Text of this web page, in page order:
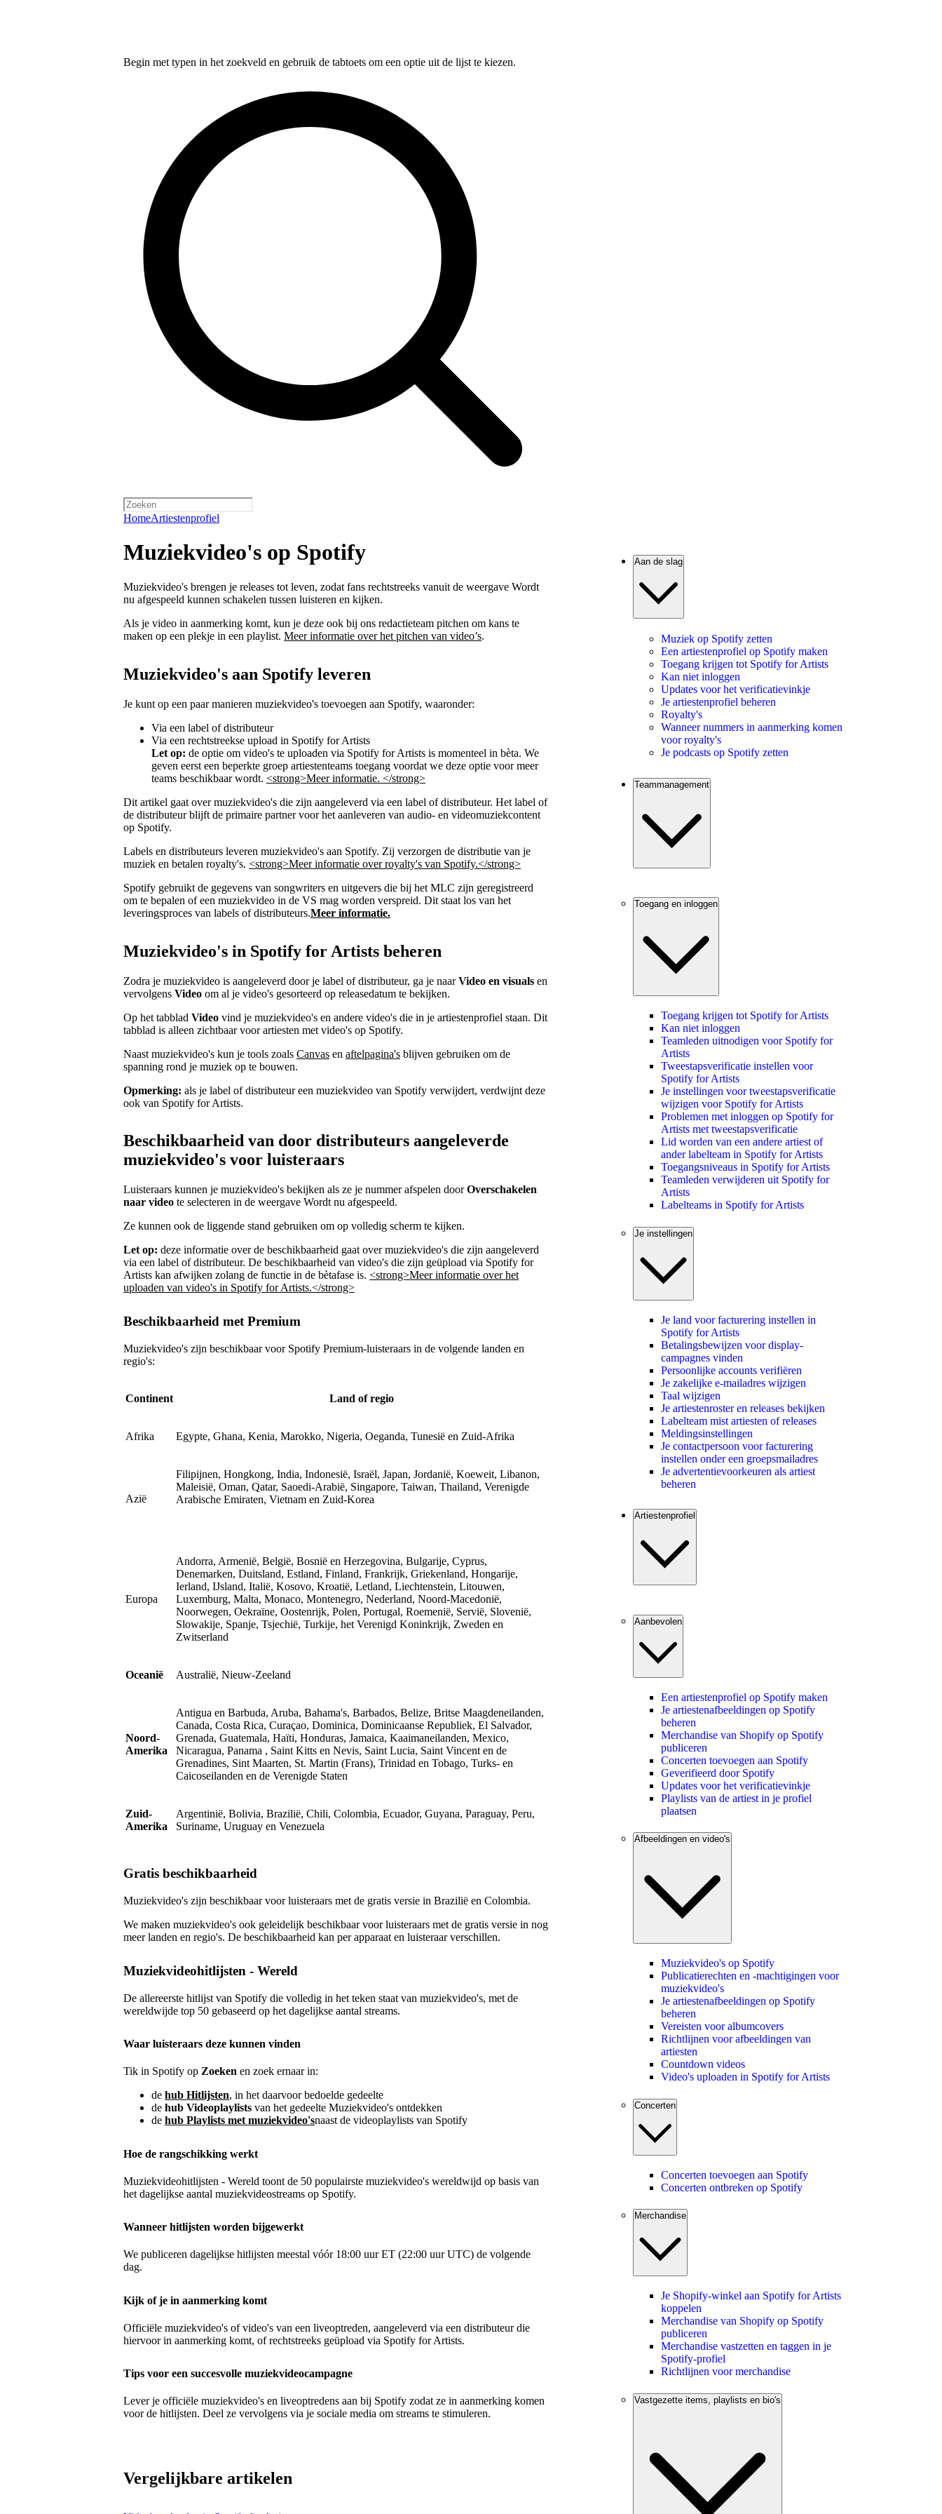
Begin met typen in het zoekveld en gebruik de tabtoets om een optie uit de lijst te kiezen.
HomeArtiestenprofiel
Muziekvideo's op Spotify
Muziekvideo's brengen je releases tot leven, zodat fans rechtstreeks vanuit de weergave Wordt
nu afgespeeld kunnen schakelen tussen luisteren en kijken.
Als je video in aanmerking komt, kun je deze ook bij ons redactieteam pitchen om kans te
maken op een plekje in een playlist. Meer informatie over het pitchen van video’s.
Muziekvideo's aan Spotify leveren
Je kunt op een paar manieren muziekvideo's toevoegen aan Spotify, waaronder:
Via een label of distributeur
Via een rechtstreekse upload in Spotify for Artists
Let op: de optie om video's te uploaden via Spotify for Artists is momenteel in bèta. We
geven eerst een beperkte groep artiestenteams toegang voordat we deze optie voor meer
teams beschikbaar wordt. <strong>Meer informatie. </strong>
Dit artikel gaat over muziekvideo's die zijn aangeleverd via een label of distributeur. Het label of
de distributeur blijft de primaire partner voor het aanleveren van audio- en videomuziekcontent
op Spotify.
Labels en distributeurs leveren muziekvideo's aan Spotify. Zij verzorgen de distributie van je
muziek en betalen royalty's. <strong>Meer informatie over royalty's van Spotify.</strong>
Spotify gebruikt de gegevens van songwriters en uitgevers die bij het MLC zijn geregistreerd
om te bepalen of een muziekvideo in de VS mag worden verspreid. Dit staat los van het
leveringsproces van labels of distributeurs.Meer informatie.
Muziekvideo's in Spotify for Artists beheren
Zodra je muziekvideo is aangeleverd door je label of distributeur, ga je naarVideo en visuals en
vervolgens Video om al je video's gesorteerd op releasedatum te bekijken.
Op het tabblad Video vind je muziekvideo's en andere video's die in je artiestenprofiel staan. Dit
tabblad is alleen zichtbaar voor artiesten met video's op Spotify.
Naast muziekvideo's kun je tools zoals Canvas en aftelpagina's blijven gebruiken om de
spanning rond je muziek op te bouwen.
Opmerking: als je label of distributeur een muziekvideo van Spotify verwijdert, verdwijnt deze
ook van Spotify for Artists.
Beschikbaarheid van door distributeurs aangeleverde
muziekvideo's voor luisteraars
Luisteraars kunnen je muziekvideo's bekijken als ze je nummer afspelen doorOverschakelen
naar video te selecteren in de weergave Wordt nu afgespeeld.
Ze kunnen ook de liggende stand gebruiken om op volledig scherm te kijken.
Let op: deze informatie over de beschikbaarheid gaat over muziekvideo's die zijn aangeleverd
via een label of distributeur. De beschikbaarheid van video's die zijn geüpload via Spotify for
Artists kan afwijken zolang de functie in de bètafase is. <strong>Meer informatie over het
uploaden van video's in Spotify for Artists.</strong>
Beschikbaarheid met Premium
Muziekvideo's zijn beschikbaar voor Spotify Premium-luisteraars in de volgende landen en
regio's:
Continent Land of regio
Afrika Egypte, Ghana, Kenia, Marokko, Nigeria, Oeganda, Tunesië en Zuid-Afrika
Azië
Filipijnen, Hongkong, India, Indonesië, Israël, Japan, Jordanië, Koeweit, Libanon,
Maleisië, Oman, Qatar, Saoedi-Arabië, Singapore, Taiwan, Thailand, Verenigde
Arabische Emiraten, Vietnam en Zuid-Korea
Europa
Andorra, Armenië, België, Bosnië en Herzegovina, Bulgarije, Cyprus,
Denemarken, Duitsland, Estland, Finland, Frankrijk, Griekenland, Hongarije,
Ierland, IJsland, Italië, Kosovo, Kroatië, Letland, Liechtenstein, Litouwen,
Luxemburg, Malta, Monaco, Montenegro, Nederland, Noord-Macedonië,
Noorwegen, Oekraïne, Oostenrijk, Polen, Portugal, Roemenië, Servië, Slovenië,
Slowakije, Spanje, Tsjechië, Turkije, het Verenigd Koninkrijk, Zweden en
Zwitserland
Oceanië Australië, Nieuw-Zeeland
Noord-
Amerika
Antigua en Barbuda, Aruba, Bahama's, Barbados, Belize, Britse Maagdeneilanden,
Canada, Costa Rica, Curaçao, Dominica, Dominicaanse Republiek, El Salvador,
Grenada, Guatemala, Haïti, Honduras, Jamaica, Kaaimaneilanden, Mexico,
Nicaragua, Panama , Saint Kitts en Nevis, Saint Lucia, Saint Vincent en de
Grenadines, Sint Maarten, St. Martin (Frans), Trinidad en Tobago, Turks- en
Caicoseilanden en de Verenigde Staten
Zuid-
Amerika
Argentinië, Bolivia, Brazilië, Chili, Colombia, Ecuador, Guyana, Paraguay, Peru,
Suriname, Uruguay en Venezuela
Gratis beschikbaarheid
Muziekvideo's zijn beschikbaar voor luisteraars met de gratis versie in Brazilië en Colombia.
We maken muziekvideo's ook geleidelijk beschikbaar voor luisteraars met de gratis versie in nog
meer landen en regio's. De beschikbaarheid kan per apparaat en luisteraar verschillen.
Muziekvideohitlijsten - Wereld
De allereerste hitlijst van Spotify die volledig in het teken staat van muziekvideo's, met de
wereldwijde top 50 gebaseerd op het dagelijkse aantal streams.
Waar luisteraars deze kunnen vinden
Tik in Spotify op Zoeken en zoek ernaar in:
de hub Hitlijsten, in het daarvoor bedoelde gedeelte
de hub Videoplaylists van het gedeelte Muziekvideo's ontdekken
de hub Playlists met muziekvideo'snaast de videoplaylists van Spotify
Hoe de rangschikking werkt
Muziekvideohitlijsten - Wereld toont de 50 populairste muziekvideo's wereldwijd op basis van
het dagelijkse aantal muziekvideostreams op Spotify.
Wanneer hitlijsten worden bijgewerkt
We publiceren dagelijkse hitlijsten meestal vóór 18:00 uur ET (22:00 uur UTC) de volgende
dag.
Kijk of je in aanmerking komt
Officiële muziekvideo's of video's van een liveoptreden, aangeleverd via een distributeur die
hiervoor in aanmerking komt, of rechtstreeks geüpload via Spotify for Artists.
Tips voor een succesvolle muziekvideocampagne
Lever je officiële muziekvideo's en liveoptredens aan bij Spotify zodat ze in aanmerking komen
voor de hitlijsten. Deel ze vervolgens via je sociale media om streams te stimuleren.
Vergelijkbare artikelen
Aan de slag
Muziek op Spotify zetten
Een artiestenprofiel op Spotify maken
Toegang krijgen tot Spotify for Artists
Kan niet inloggen
Updates voor het verificatievinkje
Je artiestenprofiel beheren
Royalty's
Wanneer nummers in aanmerking komen
voor royalty's
Je podcasts op Spotify zetten
Teammanagement
Toegang en inloggen
Toegang krijgen tot Spotify for Artists
Kan niet inloggen
Teamleden uitnodigen voor Spotify for
Artists
Tweestapsverificatie instellen voor
Spotify for Artists
Je instellingen voor tweestapsverificatie
wijzigen voor Spotify for Artists
Problemen met inloggen op Spotify for
Artists met tweestapsverificatie
Lid worden van een andere artiest of
ander labelteam in Spotify for Artists
Toegangsniveaus in Spotify for Artists
Teamleden verwijderen uit Spotify for
Artists
Labelteams in Spotify for Artists
Je instellingen
Je land voor facturering instellen in
Spotify for Artists
Betalingsbewijzen voor display-
campagnes vinden
Persoonlijke accounts verifiëren
Je zakelijke e-mailadres wijzigen
Taal wijzigen
Je artiestenroster en releases bekijken
Labelteam mist artiesten of releases
Meldingsinstellingen
Je contactpersoon voor facturering
instellen onder een groepsmailadres
Je advertentievoorkeuren als artiest
beheren
Artiestenprofiel
Aanbevolen
Een artiestenprofiel op Spotify maken
Je artiestenafbeeldingen op Spotify
beheren
Merchandise van Shopify op Spotify
publiceren
Concerten toevoegen aan Spotify
Geverifieerd door Spotify
Updates voor het verificatievinkje
Playlists van de artiest in je profiel
plaatsen
Afbeeldingen en video's
Muziekvideo's op Spotify
Publicatierechten en -machtigingen voor
muziekvideo's
Je artiestenafbeeldingen op Spotify
beheren
Vereisten voor albumcovers
Richtlijnen voor afbeeldingen van
artiesten
Countdown videos
Video's uploaden in Spotify for Artists
Concerten
Concerten toevoegen aan Spotify
Concerten ontbreken op Spotify
Merchandise
Je Shopify-winkel aan Spotify for Artists
koppelen
Merchandise van Shopify op Spotify
publiceren
Merchandise vastzetten en taggen in je
Spotify-profiel
Richtlijnen voor merchandise
Vastgezette items, playlists en bio's